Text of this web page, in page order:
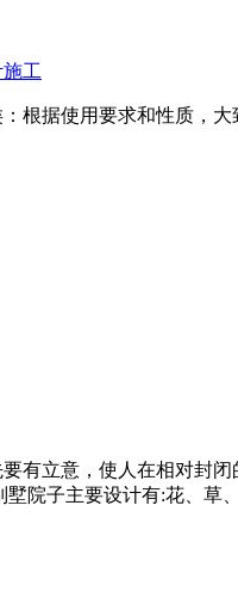
工
根据使用要求和性质，
有立意，使人在相对封
院子主要设计有:花、草